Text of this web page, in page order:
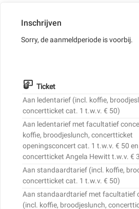
Inschrijven
Sorry, de aanmeldperiode is voorbij.
Ticket
Aan ledentarief (incl. koffie,
concertticket cat. 1 t.w.v. € 50)
Aan ledentarief met facultatief
koffie, broodjeslunch, concertticket
openingsconcert cat. 1 t.w.v. € 50 en
concertticket Angela Hewitt t.w.v. €
Aan standaardtarief (incl. koffie,
concertticket cat. 1 t.w.v. € 50)
Aan standaardtarief met facultatief
(incl. koffie, broodjeslunch,